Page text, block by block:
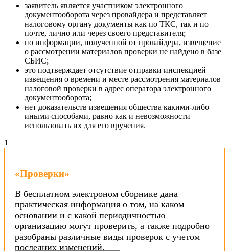
заявитель является участником электронного
документооборота через провайдера и представляет
налоговому органу документы как по ТКС, так и по
почте, лично или через своего представителя;
по информации, полученной от провайдера, извещение
о рассмотрении материалов проверки не найдено в базе
СБИС;
это подтверждает отсутствие отправки инспекцией
извещения о времени и месте рассмотрения материалов
налоговой проверки в адрес оператора электронного
документооборота;
нет доказательств извещения общества какими-либо
иными способами, равно как и невозможности
использовать их для его вручения.
1
«Проверки»
В бесплатном электроном сборнике дана
практическая информация о том, на каком
основании и с какой периодичностью
организацию могут проверить, а также подробно
разобраны различные виды проверок с учетом
последних изменений.